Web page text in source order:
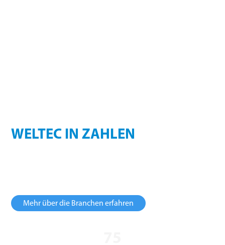
WELTEC IN ZAHLEN
Mehr über die Branchen erfahren